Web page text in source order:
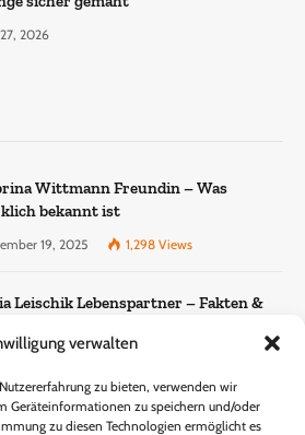
verwalten
zu bieten, verwenden wir
Geräteinformationen zu speichern und/oder
zu diesen Technologien ermöglicht es
2026
Wittmann Freundin – Was
bekannt ist
19, 2025 1,298 Views
Leischik Lebenspartner – Fakten &
Eckhart Gewicht – Fakten, Wahrheit